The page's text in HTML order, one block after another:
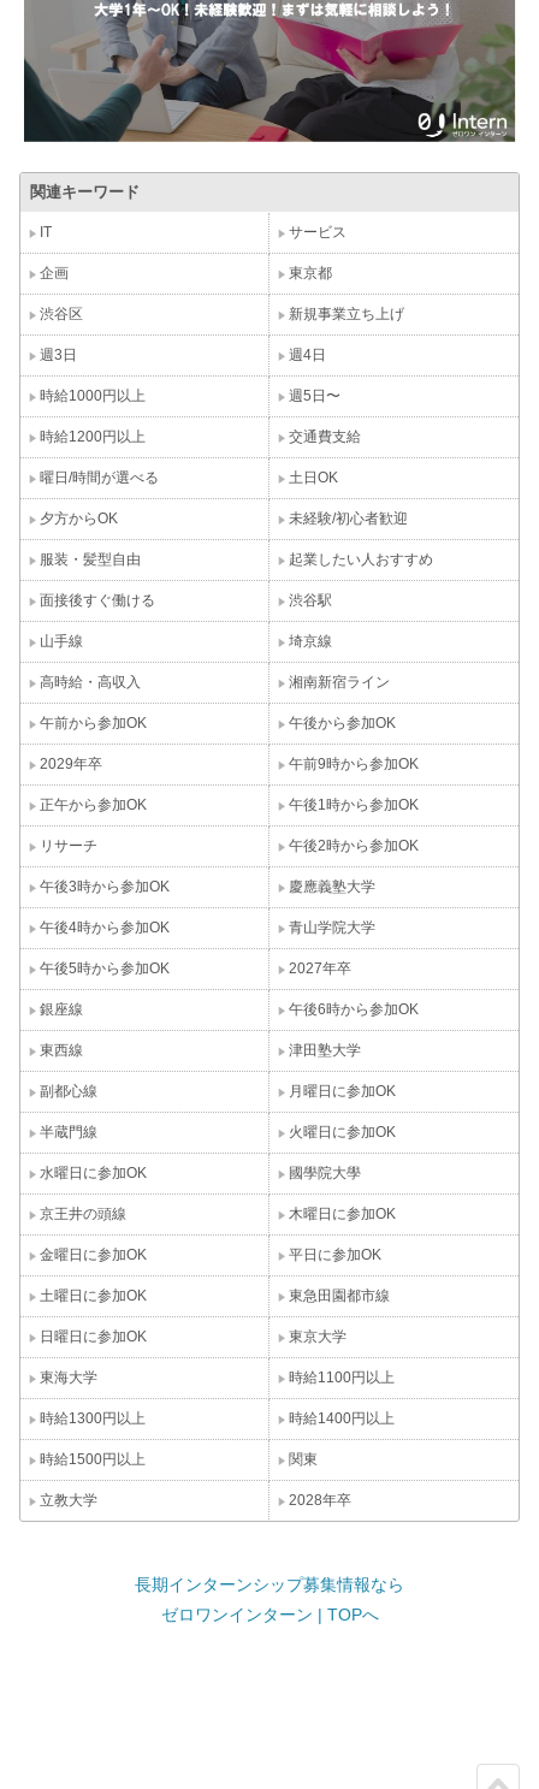
関連キーワード
IT サービス
企画 東京都
渋谷区 新規事業立ち上げ
週3日 週4日
時給1000円以上 週5日〜
時給1200円以上 交通費支給
曜日/時間が選べる 土日OK
夕方からOK 未経験/初心者歓迎
服装・髪型自由 起業したい人おすすめ
面接後すぐ働ける 渋谷駅
山手線 埼京線
高時給・高収入 湘南新宿ライン
午前から参加OK 午後から参加OK
2029年卒 午前9時から参加OK
正午から参加OK 午後1時から参加OK
リサーチ 午後2時から参加OK
午後3時から参加OK 慶應義塾大学
午後4時から参加OK 青山学院大学
午後5時から参加OK 2027年卒
銀座線 午後6時から参加OK
東西線 津田塾大学
副都心線 月曜日に参加OK
半蔵門線 火曜日に参加OK
水曜日に参加OK 國學院大學
京王井の頭線 木曜日に参加OK
金曜日に参加OK 平日に参加OK
土曜日に参加OK 東急田園都市線
日曜日に参加OK 東京大学
東海大学 時給1100円以上
時給1300円以上 時給1400円以上
時給1500円以上 関東
立教大学 2028年卒
長期インターンシップ募集情報なら
ゼロワンインターン | TOPへ